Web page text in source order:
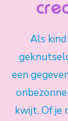
Als
een
kwijt. Of je